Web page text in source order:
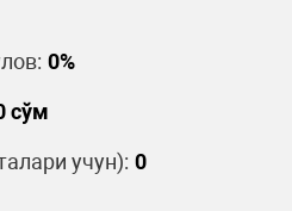
0%
сўм
учун): 0